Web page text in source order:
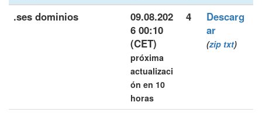
.ses dominios
09.08.202
6 00:10
(CET)
próxima
actualizaci
ón en 10
horas
4
Descarg
ar
(zip txt)